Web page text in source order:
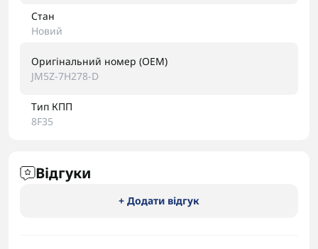
Стан
Новий
Оригінальний номер (OEM)
JM5Z-7H278-D
Тип КПП
8F35
Відгуки
+ Додати відгук